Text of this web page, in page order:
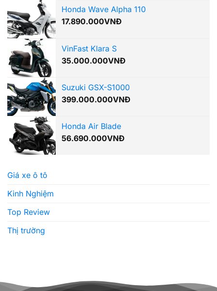
Honda Wave Alpha 110
17.890.000VNĐ
VinFast Klara S
35.000.000VNĐ
Suzuki GSX-S1000
399.000.000VNĐ
Honda Air Blade
56.690.000VNĐ
Giá xe ô tô
Kinh Nghiệm
Top Review
Thị trường